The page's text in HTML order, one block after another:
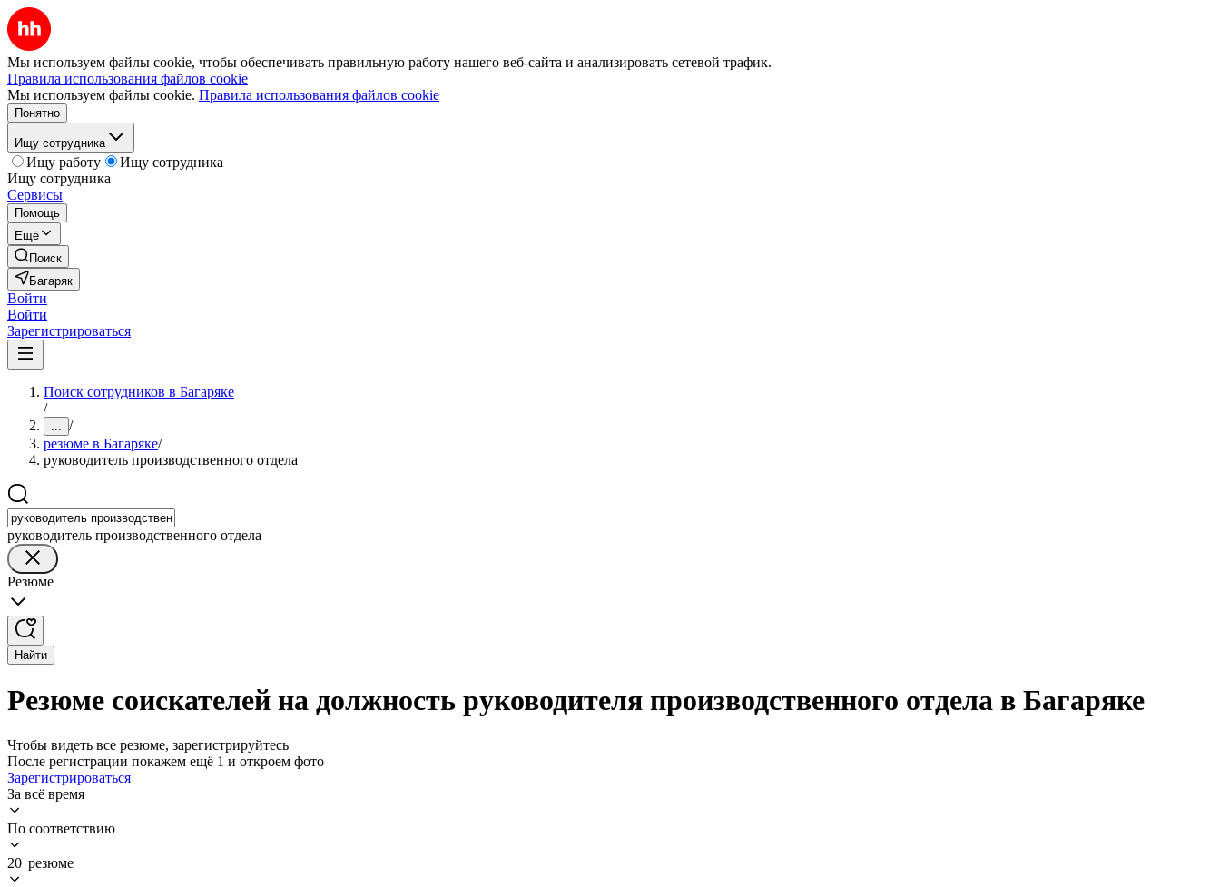
Мы используем файлы cookie, чтобы обеспечивать правильную работу нашего веб-сайта и анализировать сетевой трафик.
Правила использования файлов cookie
Мы используем файлы cookie. Правила использования файлов cookie
Понятно
Ищу сотрудника
Ищу работу
Ищу сотрудника
Ищу сотрудника
Сервисы
Помощь
Ещё
Поиск
Багаряк
Войти
Войти
Зарегистрироваться
Поиск сотрудников в Багаряке
/
... /
резюме в Багаряке/
руководитель производственного отдела
руководитель производственного отдела
Резюме
Найти
Резюме соискателей на должность руководителя производственного отдела в Багаряке
Чтобы видеть все резюме, зарегистрируйтесь
После регистрации покажем ещё 1 и откроем фото
Зарегистрироваться
За всё время
По соответствию
20 резюме